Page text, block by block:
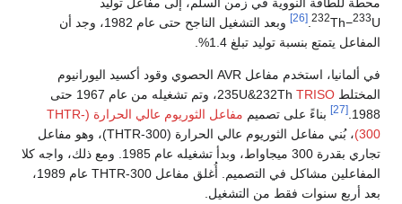
232Th−233U.
[26]
وبعد التشغيل الناجح حتى عام 1982، وجد أن
المفاعل يتمتع بنسبة توليد تبلغ 1.4%.
في ألمانيا، استخدم مفاعل AVR الحصوي وقود أكسيد اليورانيوم
المختلط 235U&232Th TRISO
، وتم تشغيله من عام 1967 حتى
1988.
[27] بناءً على تصميم
مفاعل الثوريوم عالي الحرارة (THTR-
300)
، بُني مفاعل الثوريوم عالي الحرارة (THTR-300)، وهو مفاعل
تجاري بقدرة 300 ميجاواط، وبدأ تشغيله عام 1985. ومع ذلك، واجه كلا
المفاعلين مشاكل في التصميم. أُغلق مفاعل THTR-300 عام 1989،
بعد أربع سنوات فقط من التشغيل.